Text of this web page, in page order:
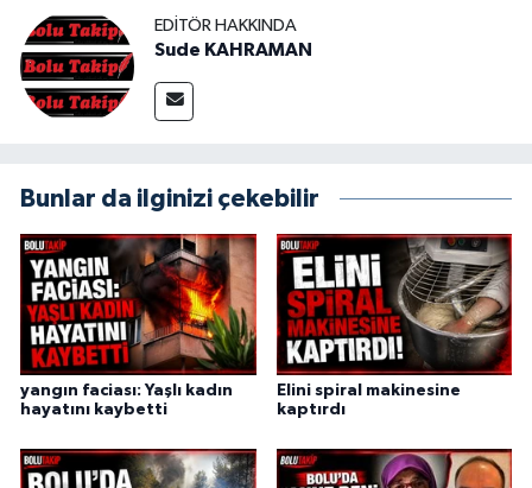
EDITÖR HAKKINDA
Sude KAHRAMAN
Bunlar da ilginizi çekebilir
yangın faciası: Yaşlı kadın
hayatını kaybetti
Elini spiral makinesine
kaptırdı